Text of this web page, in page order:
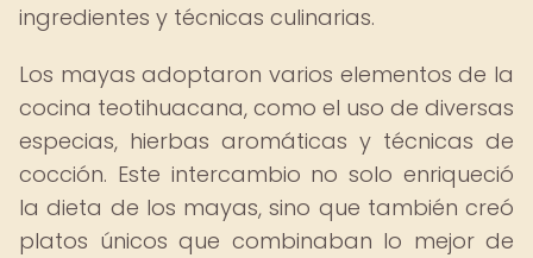
ingredientes y técnicas culinarias.
Los mayas adoptaron varios elementos de la
cocina teotihuacana, como el uso de diversas
especias, hierbas aromáticas y técnicas de
cocción. Este intercambio no solo enriqueció
la dieta de los mayas, sino que también creó
platos únicos que combinaban lo mejor de